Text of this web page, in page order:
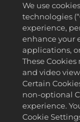
Sälj
We use
technologies
experience,
enhance your
applications,
These
and video
Certain
non-optional
experience.
Cookie